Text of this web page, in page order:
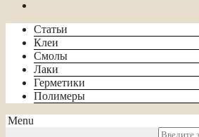
Статьи
Клеи
Смолы
Лаки
Герметики
Полимеры
Menu